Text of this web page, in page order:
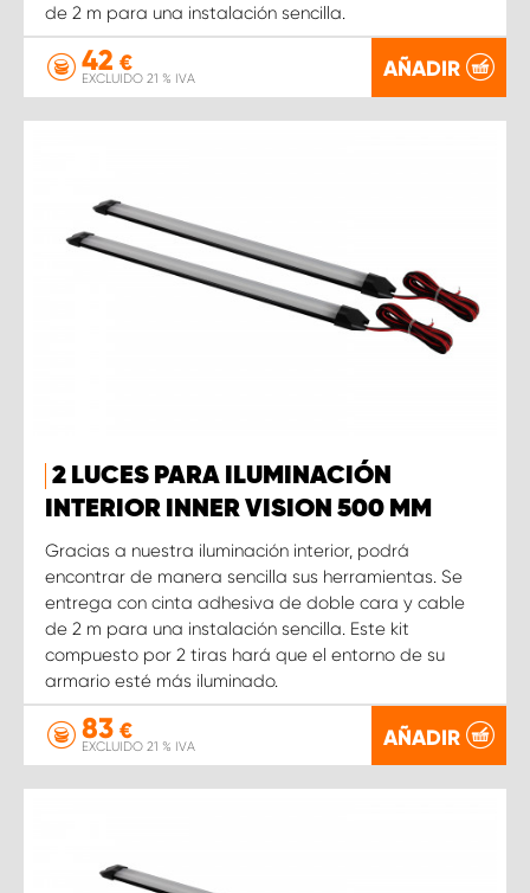
de 2 m para una instalación sencilla.
42 €
EXCLUIDO 21 % IVA AÑADIR
2 LUCES PARA ILUMINACIÓN
INTERIOR INNER VISION 500 MM
Gracias a nuestra iluminación interior, podrá
encontrar de manera sencilla sus herramientas. Se
entrega con cinta adhesiva de doble cara y cable
de 2 m para una instalación sencilla. Este kit
compuesto por 2 tiras hará que el entorno de su
armario esté más iluminado.
83 €
EXCLUIDO 21 % IVA AÑADIR